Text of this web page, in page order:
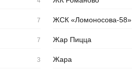
7 ЖСК «Ломоносова-58»
7 Жар Пицца
3 Жара